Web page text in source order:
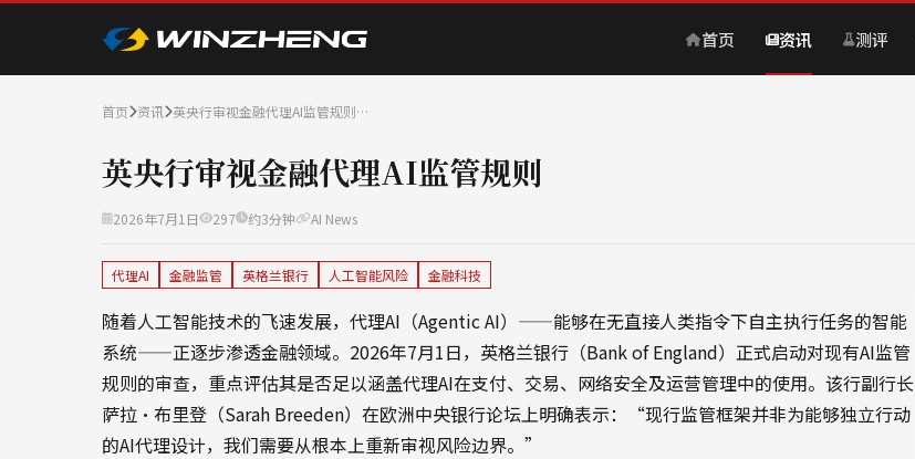
首页 资讯 测评
首页 资讯 英央行审视金融代理AI监管规则…
英央行审视金融代理AI监管规则
2026年7月1日 297 约3分钟 AI News
代理AI 金融监管 英格兰银行 人工智能风险 金融科技
随着人工智能技术的飞速发展，代理AI（Agentic AI）——能够在无直接人类指令下自主执行任务的智能
系统——正逐步渗透金融领域。2026年7月1日，英格兰银行（Bank of England）正式启动对现有AI监管
规则的审查，重点评估其是否足以涵盖代理AI在支付、交易、网络安全及运营管理中的使用。该行副行长
萨拉·布里登（Sarah Breeden）在欧洲中央银行论坛上明确表示：“现行监管框架并非为能够独立行动
的AI代理设计，我们需要从根本上重新审视风险边界。”